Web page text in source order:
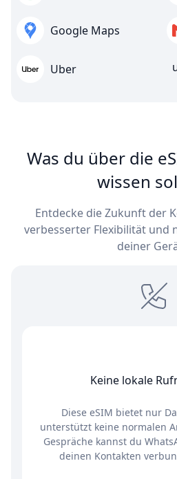
Google Maps
Uber
Was du über die
wissen
Entdecke die Zukunft der
verbesserter Flexibilität und
deiner
Keine lokale
Diese eSIM bietet nur
unterstützt keine normalen
Gespräche kannst du
deinen Kontakten